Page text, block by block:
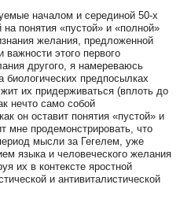
началом и серединой 50‑х
понятия «пустой» и «полной»
желания, предложенной
этого первого
другого, я намереваюсь
биологических предпосылках
их придерживаться (вплоть до
нечто само собой
он оставит понятия «пустой» и
мне продемонстрировать, что
мысли за Гегелем, уже
языка и человеческого желания
их в контексте яростной
и антивиталистической